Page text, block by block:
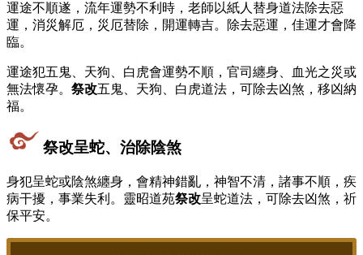
運途不順遂，流年運勢不利時，老師以紙人替身道法除去惡
運，消災解厄，災厄替除，開運轉吉。除去惡運，佳運才會降
臨。
運途犯五鬼、天狗、白虎會運勢不順，官司纏身、血光之災或
無法懷孕。 祭改五鬼、天狗、白虎道法，可除去凶煞，移凶納
福。
祭改呈蛇、治除陰煞
身犯呈蛇或陰煞纏身，會精神錯亂，神智不清，諸事不順，疾
病干擾，事業失利。靈昭道苑祭改呈蛇道法，可除去凶煞，祈
保平安。